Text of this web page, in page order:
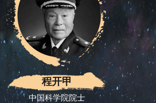
程开甲
中国科学院院士